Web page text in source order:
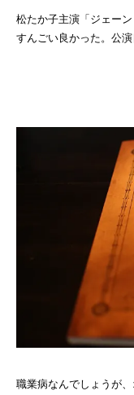
松たか子主演「ジェーン
すんごい良かった。公
職業病なんでしょうが